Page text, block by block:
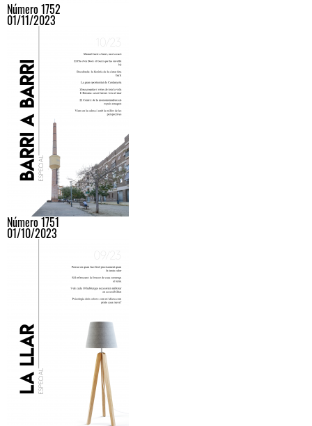
Número 1752
01/11/2023
Número 1751
01/10/2023